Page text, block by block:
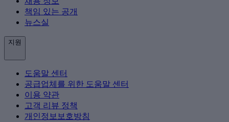
책임 있는 공개
뉴스실
지원
도움말 센터
공급업체를 위한 도움말 센터
이용 약관
고객 리뷰 정책
개인정보보호방침